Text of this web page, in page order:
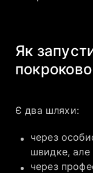
Як
покроково
Є два шляхи:
через
швидке,
через